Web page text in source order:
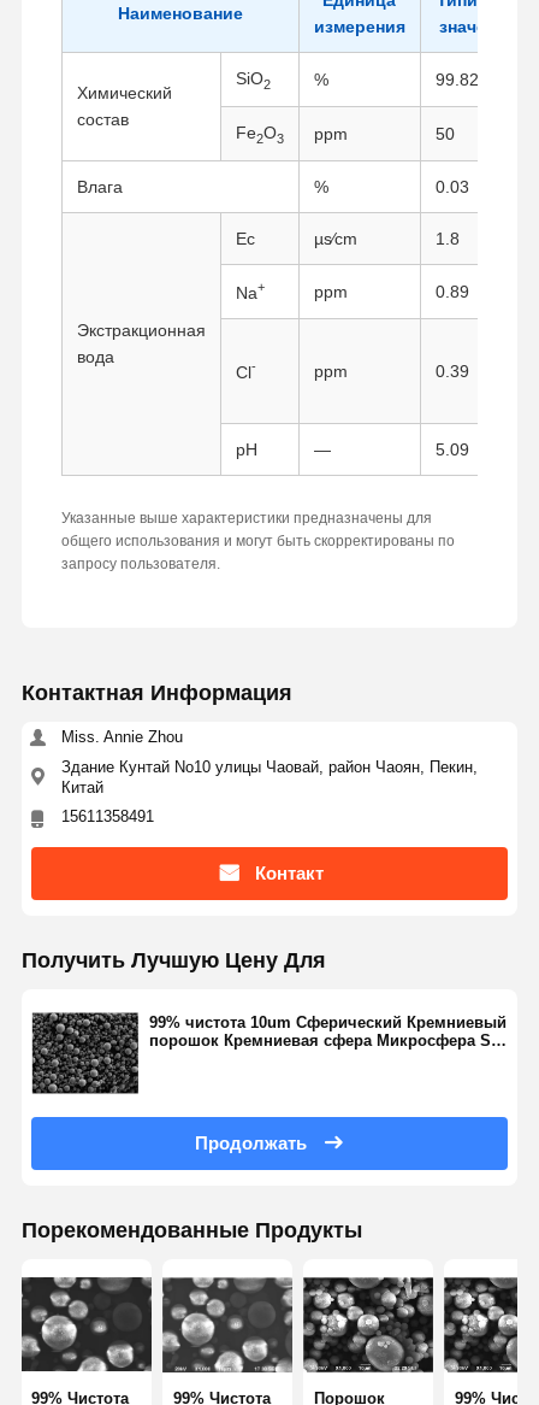
О Компании
Полые кремнеземные микросферы
Кремнеземные микросферы Косметика
порошок сферического алюминия
Гидрофильный дымить кремнезем
Гидрофобный силикат
Наименование
измерения
значение
Химический
состав
SiO2 % 99.82
Fe2O3 ppm 50
Влага % 0.03
Экстракционная
вода
Ec µs∕cm 1.8
Na+ ppm 0.89
Cl- ppm 0.39
pH — 5.09
Указанные выше характеристики предназначены для
общего использования и могут быть скорректированы по
запросу пользователя.
Контактная Информация
Miss. Annie Zhou
Здание Кунтай No10 улицы Чаовай, район Чаоян, Пекин,
Китай
15611358491
Контакт
Получить Лучшую Цену Для
99% чистота 10um Сферический Кремниевый
порошок Кремниевая сфера Микросфера SS-
Продолжать
Порекомендованные Продукты
99% Чистота 99% Чистота Порошок 99%